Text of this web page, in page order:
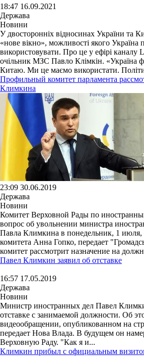
18:47 16.09.2021
Держава
Новини
У двосторонніх відносинах України та
«нове вікно», можливості якого Україна
використовувати. Про це у ефірі каналу
очільник МЗС Павло Клімкін. «Україна
Китаю. Ми це маємо використати.
Профильный комитет парламента
Климкина
23:09 30.06.2019
Держава
Новини
Комитет Верховной Рады по
вопрос об увольнении министра
Павла Климкина в понедельник, 1 июля, -
комитета Анна Гопко, передает
комитет рассмотрит назначение на
Павел Климкин заявил об отставке
16:57 17.05.2019
Держава
Новини
Министр иностранных дел Павел
отставке с занимаемой должности. Об
видеообращении, опубликованном на
передает Нова Влада. В будущем он
Верховную Раду. "Как я и...
Климкин прибыл с официальным